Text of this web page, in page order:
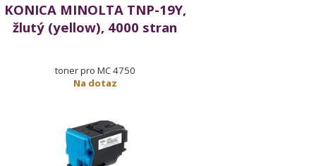
KONICA MINOLTA TNP-19Y,
žlutý (yellow), 4000 stran
toner pro MC 4750
Na dotaz